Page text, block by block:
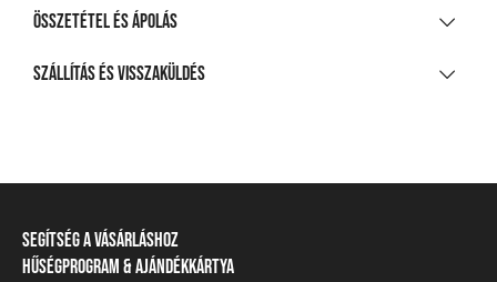
Összetétel és ápolás
ANYAGÖSSZETÉTEL
Nem fehéríthető!
Szállítás és visszaküldés
Csomagpontra, automatába
990 Ft-tól
Segítség a vásárláshoz
Szállítási információ
Hűségprogram & Ajándékkártya